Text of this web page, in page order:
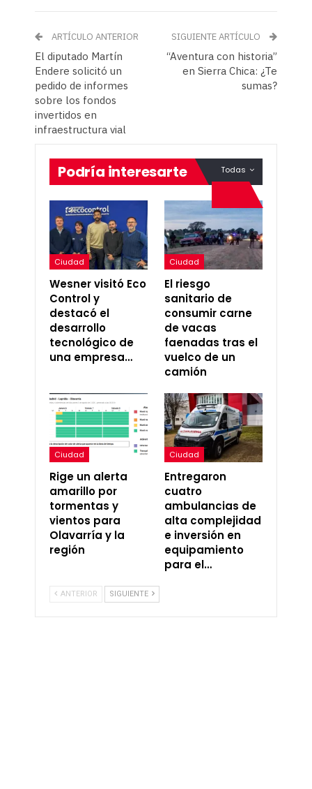
ARTÍCULO ANTERIOR
El diputado Martín
Endere solicitó un
pedido de informes
sobre los fondos
invertidos en
infraestructura vial
SIGUIENTE ARTÍCULO
“Aventura con historia”
en Sierra Chica: ¿Te
sumas?
Todas
Podría interesarte
Ciudad
Wesner visitó Eco
Control y
destacó el
desarrollo
tecnológico de
una empresa…
Ciudad
El riesgo
sanitario de
consumir carne
de vacas
faenadas tras el
vuelco de un
camión
Ciudad
Rige un alerta
amarillo por
tormentas y
vientos para
Olavarría y la
región
Ciudad
Entregaron
cuatro
ambulancias de
alta complejidad
e inversión en
equipamiento
para el…
ANTERIOR SIGUIENTE